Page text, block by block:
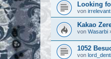
Looking
von irrelevant
Kakao
von Wasarbi
1052
von lord_denti